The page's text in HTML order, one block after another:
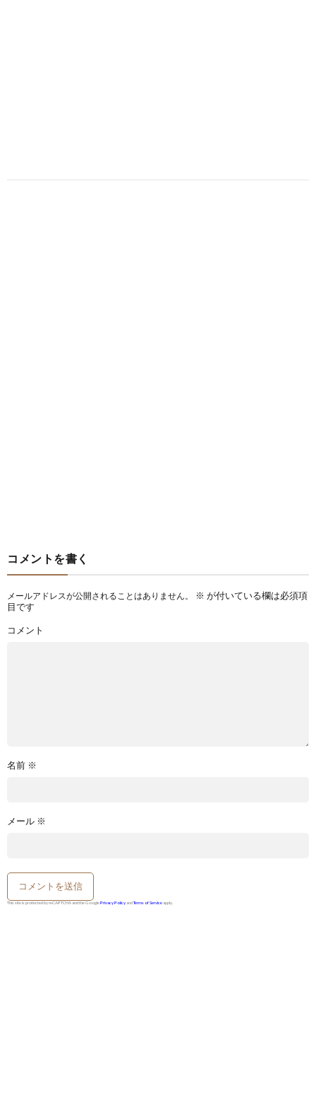
コメントを書く
メールアドレスが公開されることはありません。 ※ が付いている欄は必須項
目です
コメント
名前 ※
メール ※
This site is protected by reCAPTCHA and the GooglePrivacy Policy andTerms of Service apply.